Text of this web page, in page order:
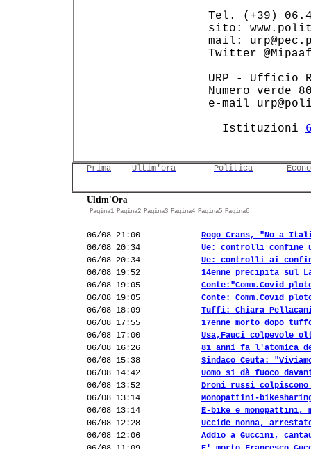
Tel.
sito:
mail:
URP - Ufficio
Numero
e-mail
   Istituzioni
Prima Ultim'ora Politica
Ultim'Ora
Pagina1 Pagina2 Pagina3 Pagina4 Pagina5 Pagina6
06/08 21:00
Rogo Crans, "No a
06/08 20:34
Ue: controlli confine
06/08 20:34
Ue: controlli ai
06/08 19:52
14enne precipita sul
06/08 19:05
Conte:"Comm.Covid
06/08 19:05
Conte: Comm.Covid
06/08 18:09
Tuffi: Chiara
06/08 17:55
17enne morto dopo
06/08 17:00
Usa,Fauci colpevole
06/08 16:26
81 anni fa l'atomica
06/08 15:38
Sindaco Ceuta:
06/08 14:42
Uomo si dà fuoco
06/08 13:52
Droni russi colpiscono
06/08 13:14
Monopattini-
06/08 13:14
E-bike e monopattini,
06/08 12:28
Uccide nonna,
06/08 12:06
Addio a Guccini,